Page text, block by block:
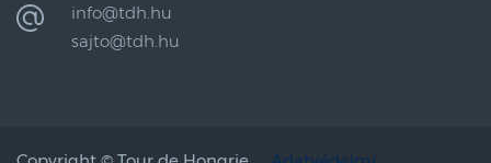
info@tdh.hu
sajto@tdh.hu